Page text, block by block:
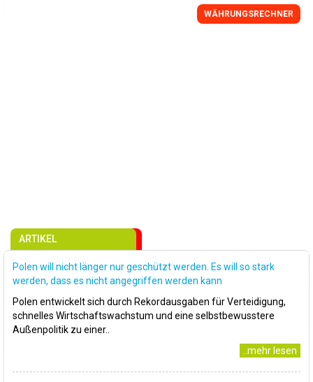
WÄHRUNGSRECHNER
ARTIKEL
Polen will nicht länger nur geschützt werden. Es will so stark
werden, dass es nicht angegriffen werden kann
Polen entwickelt sich durch Rekordausgaben für Verteidigung,
schnelles Wirtschaftswachstum und eine selbstbewusstere
Außenpolitik zu einer..
..mehr lesen